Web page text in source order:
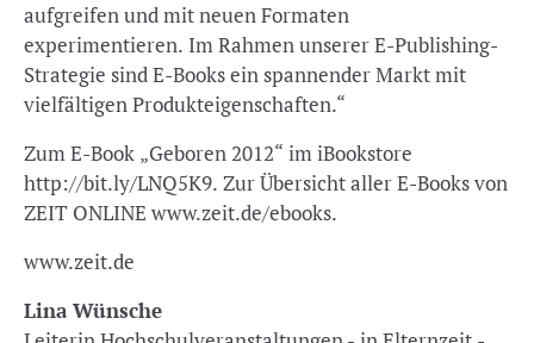
aufgreifen und mit neuen Formaten
experimentieren. Im Rahmen unserer E-Publishing-
Strategie sind E-Books ein spannender Markt mit
vielfältigen Produkteigenschaften.“
Zum E-Book „Geboren 2012“ im iBookstore
http://bit.ly/LNQ5K9. Zur Übersicht aller E-Books von
ZEIT ONLINE www.zeit.de/ebooks.
www.zeit.de
Lina Wünsche